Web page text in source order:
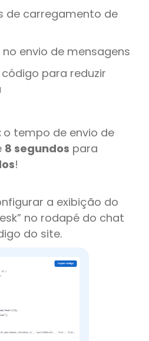
de carregamento de
envio de mensagens
para reduzir
o tempo de envio de
8 segundos para
!
a exibição do
no rodapé do chat
do site.